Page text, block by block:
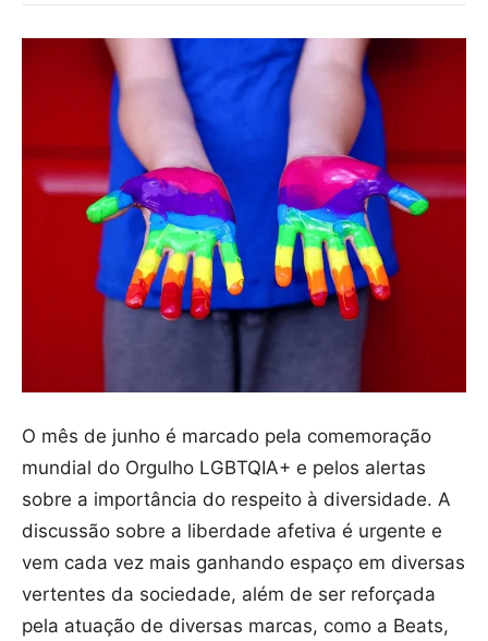
O mês de junho é marcado pela comemoração
mundial do Orgulho LGBTQIA+ e pelos alertas
sobre a importância do respeito à diversidade. A
discussão sobre a liberdade afetiva é urgente e
vem cada vez mais ganhando espaço em diversas
vertentes da sociedade, além de ser reforçada
pela atuação de diversas marcas, como a Beats,